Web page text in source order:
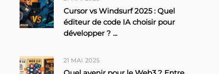
Cursor vs Windsurf 2025 : Quel
éditeur de code IA choisir pour
développer ? ...
21 MAI 2025